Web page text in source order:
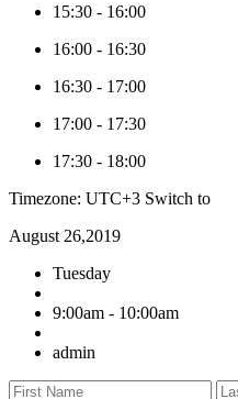
15:30 - 16:00
16:00 - 16:30
16:30 - 17:00
17:00 - 17:30
17:30 - 18:00
Timezone: UTC+3 Switch to
August 26,2019
Tuesday
9:00am - 10:00am
admin